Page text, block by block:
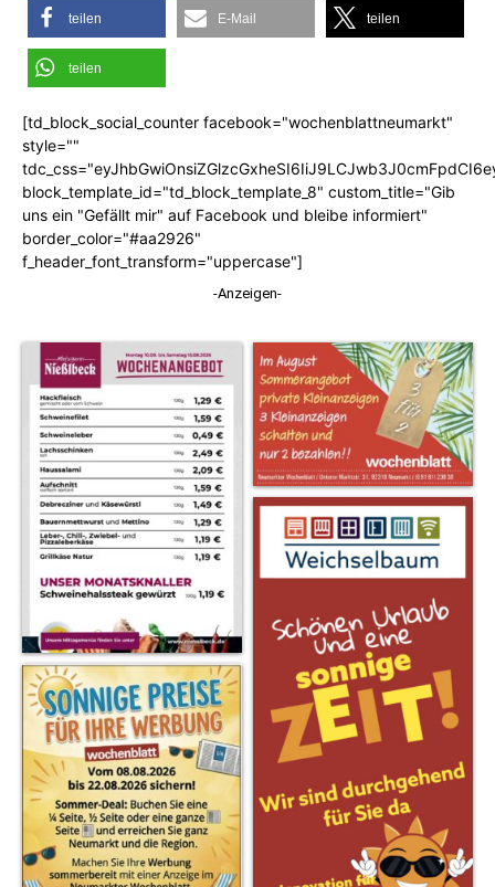
teilen E-Mail teilen
teilen
[td_block_social_counter facebook="wochenblattneumarkt"
style=""
block_template_id="td_block_template_8" custom_title="Gib
uns ein "Gefällt mir" auf Facebook und bleibe informiert"
border_color="#aa2926"
f_header_font_transform="uppercase"]
-Anzeigen-